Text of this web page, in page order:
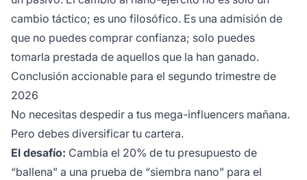
cambio táctico; es uno filosófico. Es una admisión de
que no puedes comprar confianza; solo puedes
tomarla prestada de aquellos que la han ganado.
Conclusión accionable para el segundo trimestre de
2026
No necesitas despedir a tus mega-influencers mañana.
Pero debes diversificar tu cartera.
El desafío: Cambia el 20% de tu presupuesto de
“ballena” a una prueba de “siembra nano” para el